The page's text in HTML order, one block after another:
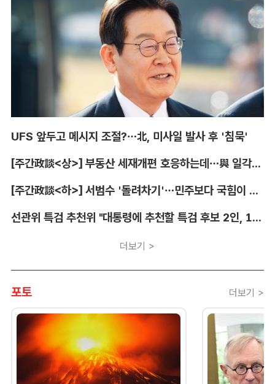
UFS 앞두고 메시지 조절?…北, 미사일 발사 후 '침묵'
[주간政談<상>] 부동산 세재개편 호응하는데…與 일각의 속내
[주간政談<하>] 서범수 '돌려차기'…민주보다 국힘이 더 발끈
선관위 특검 추천위 "대통령에 추천할 특검 후보 2인, 14일 확정"
더보기 >
포토 더보기 >